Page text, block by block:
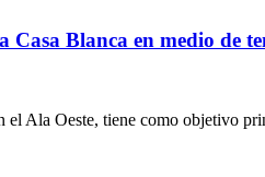
Blanca en medio de
el Ala Oeste, tiene como objetivo